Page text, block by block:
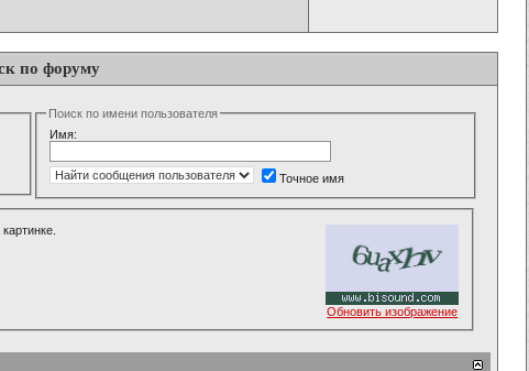
по форуму
Поиск по имени пользователя
Имя:
Точное имя
Обновить изображение